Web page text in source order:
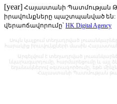
[year] Հայաստանի Պատմության
իրավունքները պաշտպանված
վերաոճավորումը՝ HK Digital Agency
Սույն կայքում տեղադրված
հարակից իրավունքների մասին
Արգելվում է տեղադրված
նկարազարդումը, հարմարեցումը և այլ
եղանակներով օգտագործումը, եթե
Հայաստանի Պատմության